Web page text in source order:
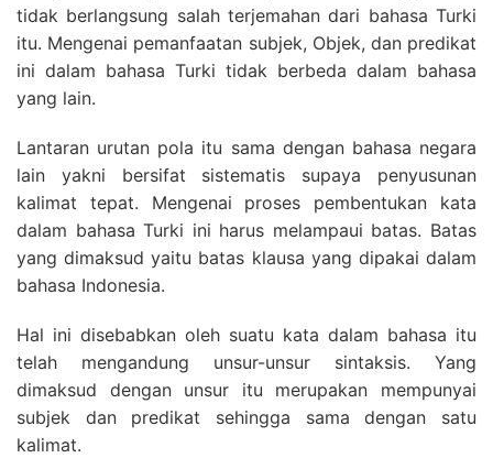
tidak berlangsung salah terjemahan dari bahasa Turki
itu. Mengenai pemanfaatan subjek, Objek, dan predikat
ini dalam bahasa Turki tidak berbeda dalam bahasa
yang lain.
Lantaran urutan pola itu sama dengan bahasa negara
lain yakni bersifat sistematis supaya penyusunan
kalimat tepat. Mengenai proses pembentukan kata
dalam bahasa Turki ini harus melampaui batas. Batas
yang dimaksud yaitu batas klausa yang dipakai dalam
bahasa Indonesia.
Hal ini disebabkan oleh suatu kata dalam bahasa itu
telah mengandung unsur-unsur sintaksis. Yang
dimaksud dengan unsur itu merupakan mempunyai
subjek dan predikat sehingga sama dengan satu
kalimat.